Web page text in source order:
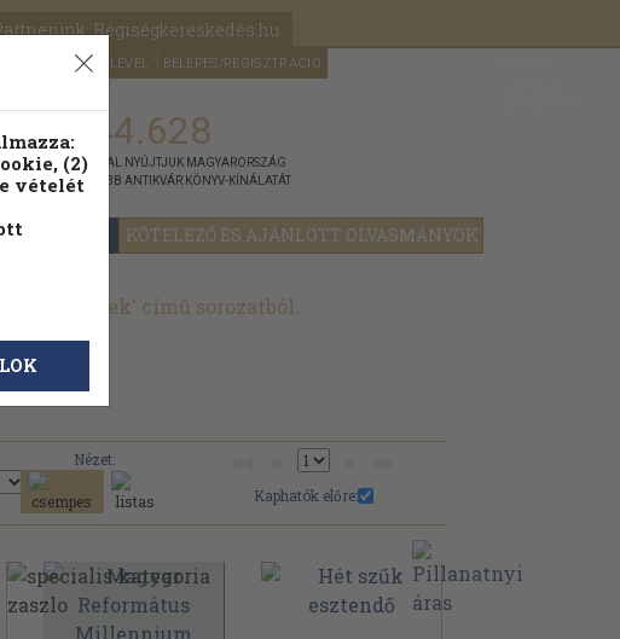
Régiségkereskedés.hu
SEGÍTSÉG HÍRLEVÉL BELÉPÉS/REGISZTRÁCIÓ
KÖTELEZŐ ÉS AJÁNLOTT OLVASMÁNYOK
1.144.628
KIADVÁNNYAL NYÚJTJUK MAGYARORSZÁG
LEGNAGYOBB ANTIKVÁR KÖNYV-KÍNÁLATÁT
könyvek' című sorozatból.
Nézet:
Kaphatók előre:
(2)
vételét